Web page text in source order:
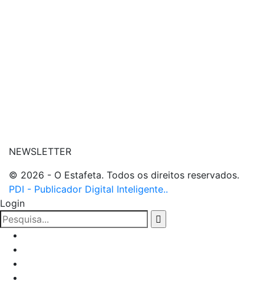
NEWSLETTER
© 2026 - O Estafeta. Todos os direitos reservados.
PDI - Publicador Digital Inteligente..
Login